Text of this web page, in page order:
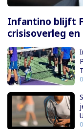
Infantino blijft
crisisoverleg